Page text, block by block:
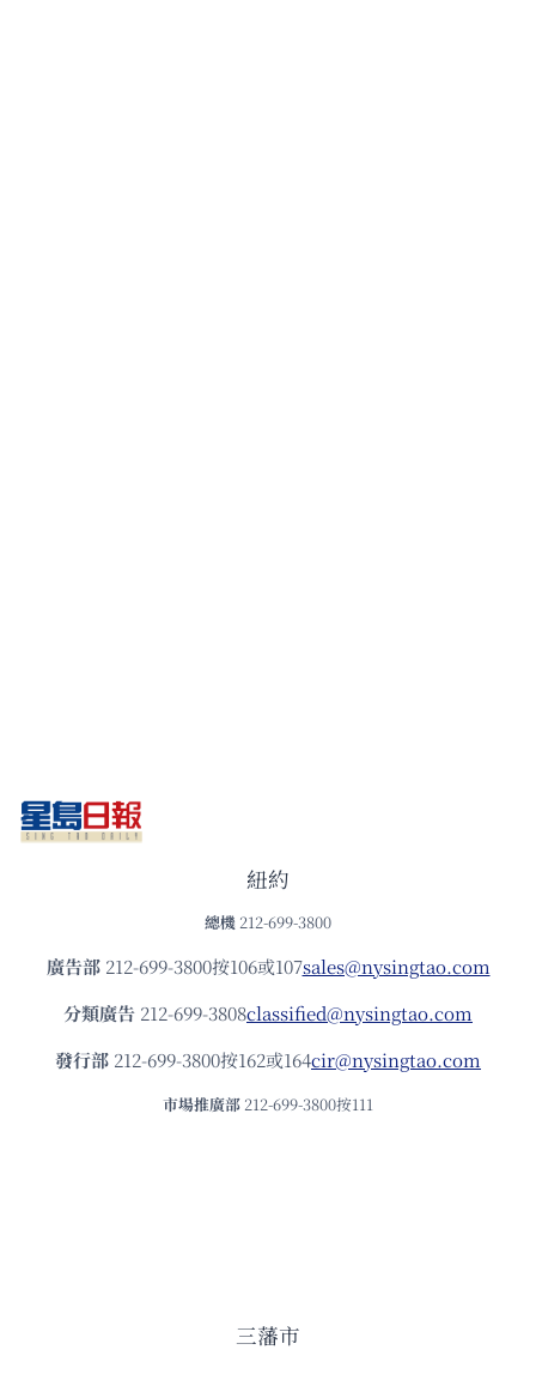
紐約
總機 212-699-3800
廣告部212-699-3800按106或107sales@nysingtao.com
分類廣告 212-699-3808classified@nysingtao.com
發⾏部 212-699-3800按162或164cir@nysingtao.com
市場推廣部 212-699-3800按111
三藩市